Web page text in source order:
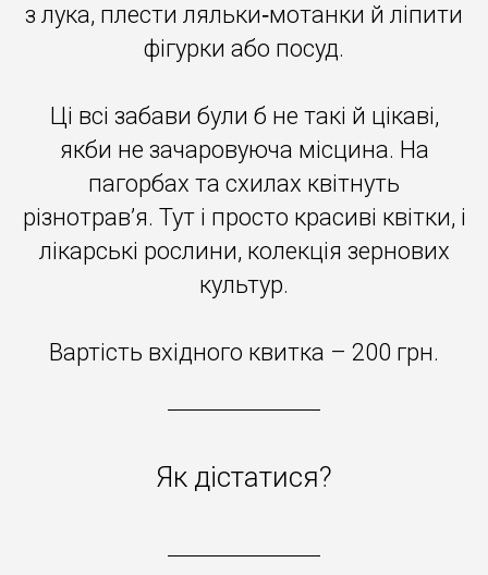
з лука, плести ляльки‐мотанки й ліпити
фігурки або посуд.
Ці всі забави були б не такі й цікаві,
якби не зачаровуюча місцина. На
пагорбах та схилах квітнуть
різнотрав’я. Тут і просто красиві квітки, і
лікарські рослини, колекція зернових
культур.
Вартість вхідного квитка – 200 грн.
Як дістатися?